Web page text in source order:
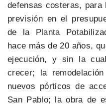
defensas costeras, para
previsión en el
de la Planta
hace más de 20 años,
ejecución, y sin la
crecer; la
nuevos pórticos de
San Pablo; la obra de